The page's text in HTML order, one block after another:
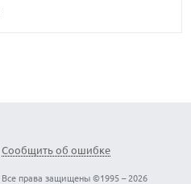
Сообщить об ошибке
Все права защищены ©1995 – 2026